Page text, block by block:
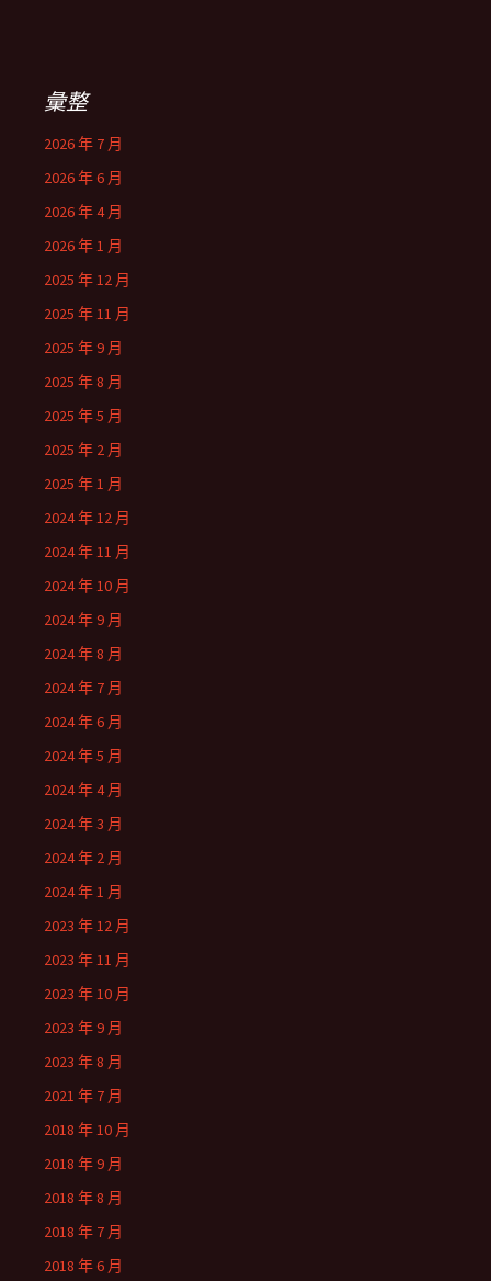
彙整
2026 年 7 月
2026 年 6 月
2026 年 4 月
2026 年 1 月
2025 年 12 月
2025 年 11 月
2025 年 9 月
2025 年 8 月
2025 年 5 月
2025 年 2 月
2025 年 1 月
2024 年 12 月
2024 年 11 月
2024 年 10 月
2024 年 9 月
2024 年 8 月
2024 年 7 月
2024 年 6 月
2024 年 5 月
2024 年 4 月
2024 年 3 月
2024 年 2 月
2024 年 1 月
2023 年 12 月
2023 年 11 月
2023 年 10 月
2023 年 9 月
2023 年 8 月
2021 年 7 月
2018 年 10 月
2018 年 9 月
2018 年 8 月
2018 年 7 月
2018 年 6 月